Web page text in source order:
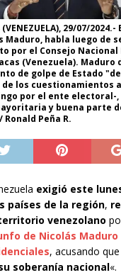
(VENEZUELA), 29/07/
Maduro, habla luego de
por el Consejo Nacional
(Venezuela). Maduro
de golpe de Estado
los cuestionamientos
por el ente electoral-
y buena parte
Peña R.
exigió este
países de la región,
venezolano
de Nicolás Maduro
, acusando
soberanía nacional«.